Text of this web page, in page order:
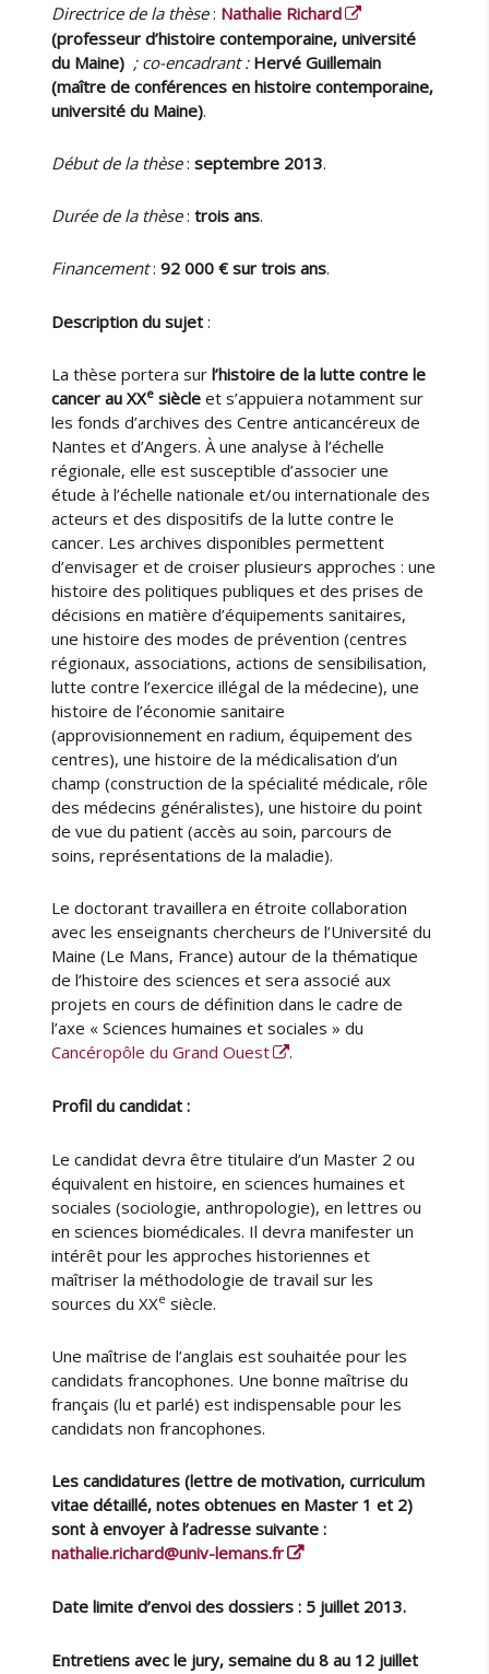
Directrice de la thèse: Nathalie Richard
(professeur d’histoire contemporaine, université
du Maine) ; co-encadrant : Hervé Guillemain
(maître de conférences en histoire contemporaine,
université du Maine).
Début de la thèse:septembre 2013.
Durée de la thèse:trois ans.
Financement:92 000 € sur trois ans.
Description du sujet:
La thèse portera surl’histoire de la lutte contre le
cancer au XXe siècle et s’appuiera notamment sur
les fonds d’archives des Centre anticancéreux de
Nantes et d’Angers. À une analyse à l’échelle
régionale, elle est susceptible d’associer une
étude à l’échelle nationale et/ou internationale des
acteurs et des dispositifs de la lutte contre le
cancer. Les archives disponibles permettent
d’envisager et de croiser plusieurs approches : une
histoire des politiques publiques et des prises de
décisions en matière d’équipements sanitaires,
une histoire des modes de prévention (centres
régionaux, associations, actions de sensibilisation,
lutte contre l’exercice illégal de la médecine), une
histoire de l’économie sanitaire
(approvisionnement en radium, équipement des
centres), une histoire de la médicalisation d’un
champ (construction de la spécialité médicale, rôle
des médecins généralistes), une histoire du point
de vue du patient (accès au soin, parcours de
soins, représentations de la maladie).
Le doctorant travaillera en étroite collaboration
avec les enseignants chercheurs de l’Université du
Maine (Le Mans, France) autour de la thématique
de l’histoire des sciences et sera associé aux
projets en cours de définition dans le cadre de
l’axe « Sciences humaines et sociales » du
Cancéropôle du Grand Ouest
.
Profil du candidat :
Le candidat devra être titulaire d’un Master 2 ou
équivalent en histoire, en sciences humaines et
sociales (sociologie, anthropologie), en lettres ou
en sciences biomédicales. Il devra manifester un
intérêt pour les approches historiennes et
maîtriser la méthodologie de travail sur les
sources du XXe siècle.
Une maîtrise de l’anglais est souhaitée pour les
candidats francophones. Une bonne maîtrise du
français (lu et parlé) est indispensable pour les
candidats non francophones.
Les candidatures (lettre de motivation, curriculum
vitae détaillé, notes obtenues en Master 1 et 2)
sont à envoyer à l’adresse suivante :
nathalie.richard@univ-lemans.fr
Date limite d’envoi des dossiers : 5 juillet 2013.
Entretiens avec le jury, semaine du 8 au 12 juillet